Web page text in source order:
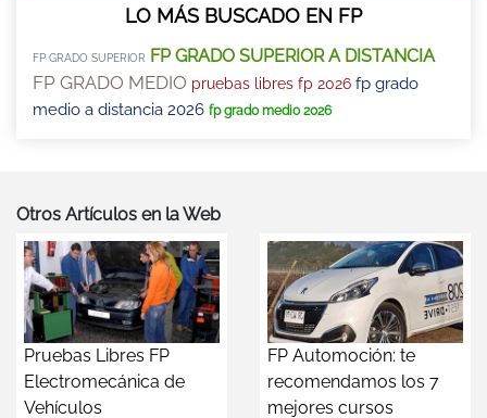
LO MÁS BUSCADO EN FP
FP GRADO SUPERIOR FP GRADO SUPERIOR A DISTANCIA
FP GRADO MEDIO pruebas libres fp 2026 fp grado
medio a distancia 2026 fp grado medio 2026
Otros Artículos en la Web
Pruebas Libres FP
Electromecánica de
Vehículos
FP Automoción: te
recomendamos los 7
mejores cursos